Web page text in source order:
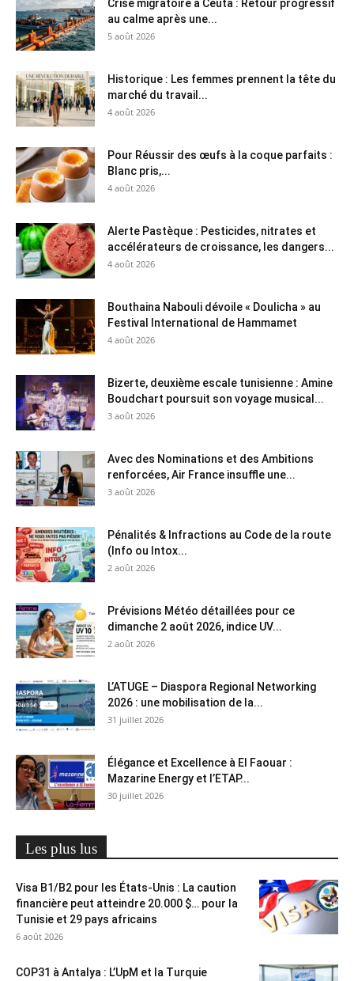
Crise migratoire à Ceuta : Retour progressif
au calme après une...
5 août 2026
Historique : Les femmes prennent la tête du
marché du travail...
4 août 2026
Pour Réussir des œufs à la coque parfaits :
Blanc pris,...
4 août 2026
Alerte Pastèque : Pesticides, nitrates et
accélérateurs de croissance, les dangers...
4 août 2026
Bouthaina Nabouli dévoile « Doulicha » au
Festival International de Hammamet
4 août 2026
Bizerte, deuxième escale tunisienne : Amine
Boudchart poursuit son voyage musical...
3 août 2026
Avec des Nominations et des Ambitions
renforcées, Air France insuffle une...
3 août 2026
Pénalités & Infractions au Code de la route
(Info ou Intox...
2 août 2026
Prévisions Météo détaillées pour ce
dimanche 2 août 2026, indice UV...
2 août 2026
L’ATUGE – Diaspora Regional Networking
2026 : une mobilisation de la...
31 juillet 2026
Élégance et Excellence à El Faouar :
Mazarine Energy et l’ETAP...
30 juillet 2026
Les plus lus
Visa B1/B2 pour les États-Unis : La caution
financière peut atteindre 20.000 $… pour la
Tunisie et 29 pays africains
6 août 2026
COP31 à Antalya : L’UpM et la Turquie